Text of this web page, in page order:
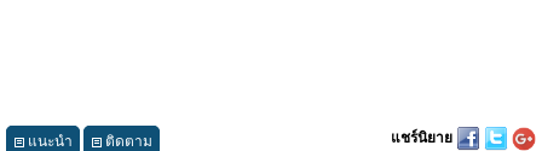
แนะนำ ติดตาม แชร์นิยาย